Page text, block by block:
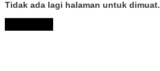
Tidak ada lagi halaman untuk dimuat.